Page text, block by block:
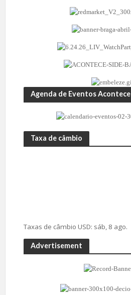
Agenda de Eventos Acontece
Taxa de câmbio
Taxas de câmbio USD: sáb, 8 ago.
Advertisement